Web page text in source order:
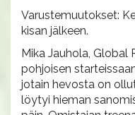
Varustemuutokset:
kisan jälkeen.
Mika Jauhola, Global
pohjoisen
jotain hevosta on
löytyi hieman